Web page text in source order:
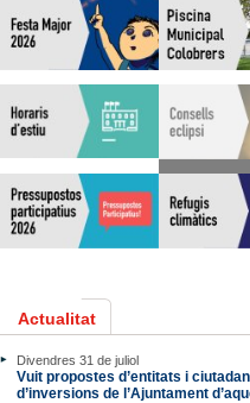
Actualitat
Divendres 31 de juliol
Vuit propostes d’entitats i
d’inversions de l’Ajuntament